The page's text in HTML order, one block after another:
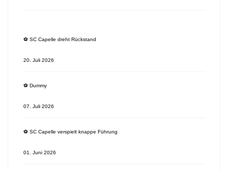
⚽️ SC Capelle dreht Rückstand
20. Juli 2026
⚽️ Dummy
07. Juli 2026
⚽️ SC Capelle verspielt knappe Führung
01. Juni 2026